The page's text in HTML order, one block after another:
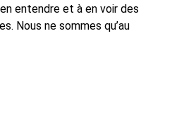
entendre et à en voir des
Nous ne sommes qu’au